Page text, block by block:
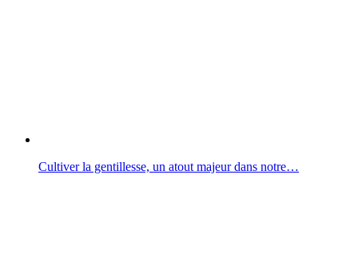
Cultiver la gentillesse, un atout majeur dans notre…